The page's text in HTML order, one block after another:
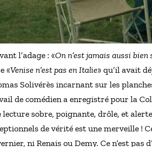
l’adage : «On n’est jamais aussi
«Venise n’est pas en Italie» qu’il avait
Solivérès incarnant sur les
de comédien a enregistré pour la
lecture sobre, poignante, drôle, et
de vérité est une merveille !
ni Renais ou Demy. Ce n’est